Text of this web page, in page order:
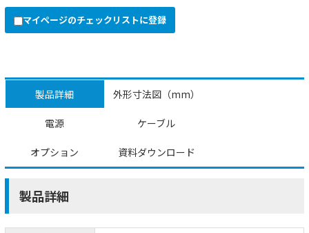
マイページのチェックリストに登録
製品詳細 外形寸法図（mm）
電源 ケーブル
オプション 資料ダウンロード
製品詳細